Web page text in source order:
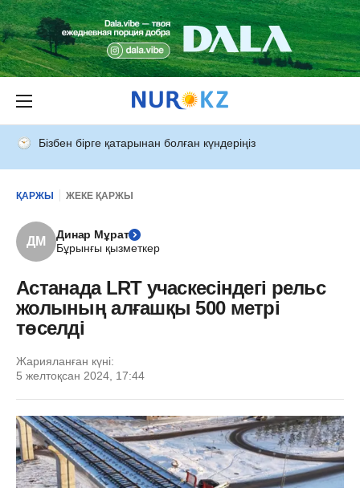
Бізбен бірге қатарынан болған күндеріңіз
ҚАРЖЫ ЖЕКЕ ҚАРЖЫ
ДМ
Динар Мұрат
Бұрынғы қызметкер
Астанада LRT учаскесіндегі рельс
жолының алғашқы 500 метрі
төселді
Жарияланған күні:
5 желтоқсан 2024, 17:44